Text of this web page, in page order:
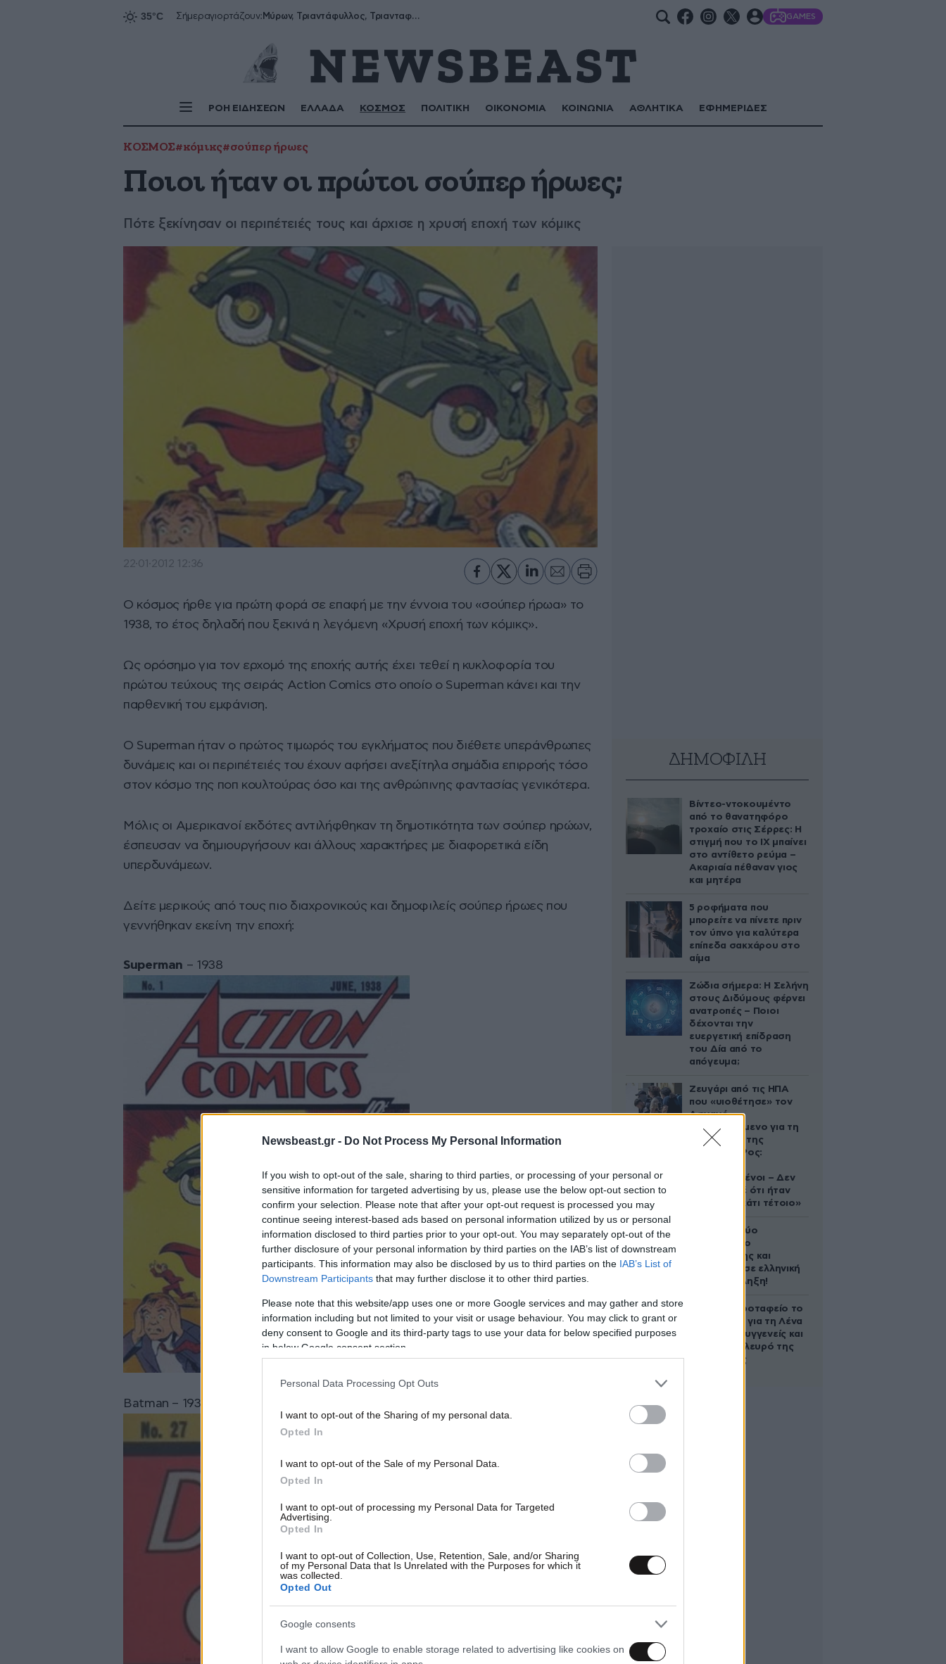
Newsbeast.gr - Do Not Process My Personal Information
If you wish to opt-out of the sale, sharing to third parties, or processing of your personal or
sensitive information for targeted advertising by us, please use the below opt-out section to
confirm your selection. Please note that after your opt-out request is processed you may
continue seeing interest-based ads based on personal information utilized by us or personal
information disclosed to third parties prior to your opt-out. You may separately opt-out of the
further disclosure of your personal information by third parties on the IAB’s list of downstream
participants. This information may also be disclosed by us to third parties on the IAB’s List of
Downstream Participants that may further disclose it to other third parties.
Please note that this website/app uses one or more Google services and may gather and store
information including but not limited to your visit or usage behaviour. You may click to grant or
deny consent to Google and its third-party tags to use your data for below specified purposes
in below Google consent section.
Personal Data Processing Opt Outs
I want to opt-out of the Sharing of my personal data.
Opted In
I want to opt-out of the Sale of my Personal Data.
Opted In
I want to opt-out of processing my Personal Data for Targeted
Advertising.
Opted In
I want to opt-out of Collection, Use, Retention, Sale, and/or Sharing
of my Personal Data that Is Unrelated with the Purposes for which it
was collected.
Opted Out
Google consents
I want to allow Google to enable storage related to advertising like cookies on
Σήμεραγιορτάζουν: Μύρων, Τριαντάφυλλος, Τριανταφυλλιά, Φυλλιώ, Ρόζα GAMES
ΡΟΗ ΕΙΔΗΣΕΩΝ ΕΛΛΑΔΑ ΚΟΣΜΟΣ ΠΟΛΙΤΙΚΗ ΟΙΚΟΝΟΜΙΑ ΚΟΙΝΩΝΙΑ ΑΘΛΗΤΙΚΑ ΕΦΗΜΕΡΙΔΕΣ
ΚΟΣΜΟΣ#κόμικς#σούπερ ήρωες
Ποιοι ήταν οι πρώτοι σούπερ ήρωες;
Πότε ξεκίνησαν οι περιπέτειές τους και άρχισε η χρυσή εποχή των κόμικς
22·01·2012 12:36
Ο κόσμος ήρθε για πρώτη φορά σε επαφή με την έννοια του «σούπερ ήρωα» το
1938, το έτος δηλαδή που ξεκινά η λεγόμενη «Χρυσή εποχή των κόμικς».
Ως ορόσημο για τον ερχομό της εποχής αυτής έχει τεθεί η κυκλοφορία του
πρώτου τεύχους της σειράς Action Comics στο οποίο ο Superman κάνει και την
παρθενική του εμφάνιση.
Ο Superman ήταν ο πρώτος τιμωρός του εγκλήματος που διέθετε υπεράνθρωπες
δυνάμεις και οι περιπέτειές του έχουν αφήσει ανεξίτηλα σημάδια επιρροής τόσο
στον κόσμο της ποπ κουλτούρας όσο και της ανθρώπινης φαντασίας γενικότερα.
Μόλις οι Αμερικανοί εκδότες αντιλήφθηκαν τη δημοτικότητα των σούπερ ηρώων,
έσπευσαν να δημιουργήσουν και άλλους χαρακτήρες με διαφορετικά είδη
υπερδυνάμεων.
Δείτε μερικούς από τους πιο διαχρονικούς και δημοφιλείς σούπερ ήρωες που
γεννήθηκαν εκείνη την εποχή:
Superman – 1938
Batman – 1939
ΔΗΜΟΦΙΛΗ
Βίντεο-ντοκουμέντο
από το θανατηφόρο
τροχαίο στις Σέρρες: Η
στιγμή που το ΙΧ μπαίνει
στο αντίθετο ρεύμα –
Ακαριαία πέθαναν γιος
και μητέρα
5 ροφήματα που
μπορείτε να πίνετε πριν
τον ύπνο για καλύτερα
επίπεδα σακχάρου στο
αίμα
Ζώδια σήμερα: Η Σελήνη
στους Διδύμους φέρνει
ανατροπές – Ποιοι
δέχονται την
ευεργετική επίδραση
του Δία από το
απόγευμα;
Ζευγάρι από τις ΗΠΑ
που «υιοθέτησε» τον
Αφγανό
κατηγορούμενο για τη
δολοφονία της
Ελίζαμπεθ Ρος:
συντετριμμένοι – Δεν
έδειξε ποτέ ότι ήταν
ικανός για κάτι τέτοιο»
Ακυρώνει δύο
συμβόλαια ο
Λαρεντζάκης και
υπογράφει σε ελληνική
ομάδα-έκπληξη!
Στο Α’ Νεκροταφείο το
μνημόσυνο για τη Λένα
Σαμαρά – Συγγενείς και
φίλοι στο πλευρό της
οικογένειας